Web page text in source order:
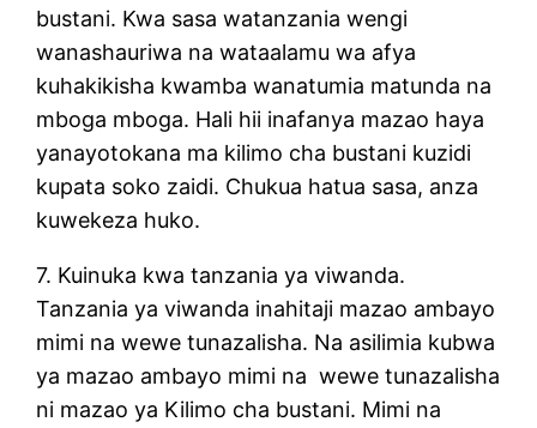
bustani. Kwa sasa watanzania wengi
wanashauriwa na wataalamu wa afya
kuhakikisha kwamba wanatumia matunda na
mboga mboga. Hali hii inafanya mazao haya
yanayotokana ma kilimo cha bustani kuzidi
kupata soko zaidi. Chukua hatua sasa, anza
kuwekeza huko.
7. Kuinuka kwa tanzania ya viwanda.
Tanzania ya viwanda inahitaji mazao ambayo
mimi na wewe tunazalisha. Na asilimia kubwa
ya mazao ambayo mimi na wewe tunazalisha
ni mazao ya Kilimo cha bustani. Mimi na